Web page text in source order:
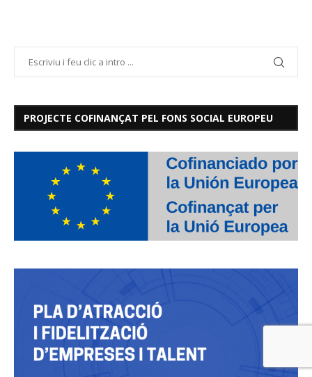
PROJECTE COFINANÇAT PEL FONS SOCIAL EUROPEU